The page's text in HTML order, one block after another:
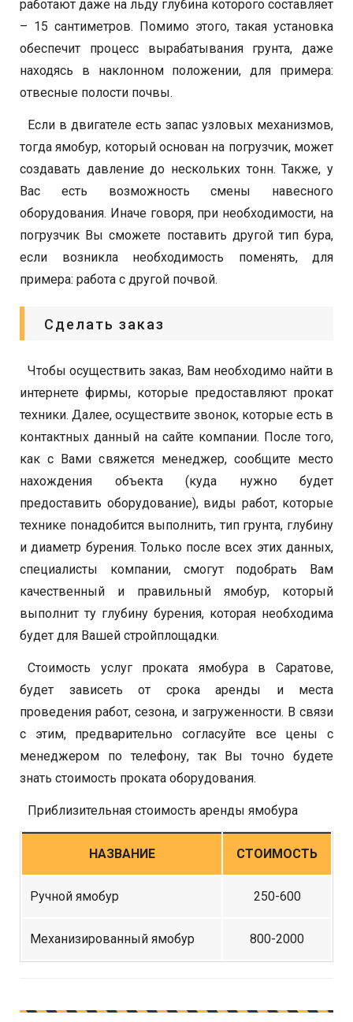
работают даже на льду глубина которого составляет
– 15 сантиметров. Помимо этого, такая установка
обеспечит процесс вырабатывания грунта, даже
находясь в наклонном положении, для примера:
отвесные полости почвы.
Если в двигателе есть запас узловых механизмов,
тогда ямобур, который основан на погрузчик, может
создавать давление до нескольких тонн. Также, у
Вас есть возможность смены навесного
оборудования. Иначе говоря, при необходимости, на
погрузчик Вы сможете поставить другой тип бура,
если возникла необходимость поменять, для
примера: работа с другой почвой.
Сделать заказ
Чтобы осуществить заказ, Вам необходимо найти в
интернете фирмы, которые предоставляют прокат
техники. Далее, осуществите звонок, которые есть в
контактных данный на сайте компании. После того,
как с Вами свяжется менеджер, сообщите место
нахождения объекта (куда нужно будет
предоставить оборудование), виды работ, которые
технике понадобится выполнить, тип грунта, глубину
и диаметр бурения. Только после всех этих данных,
специалисты компании, смогут подобрать Вам
качественный и правильный ямобур, который
выполнит ту глубину бурения, которая необходима
будет для Вашей стройплощадки.
Стоимость услуг проката ямобура в Саратове,
будет зависеть от срока аренды и места
проведения работ, сезона, и загруженности. В связи
с этим, предварительно согласуйте все цены с
менеджером по телефону, так Вы точно будете
знать стоимость проката оборудования.
Приблизительная стоимость аренды ямобура
НАЗВАНИЕ СТОИМОСТЬ
Ручной ямобур 250-600
Механизированный ямобур 800-2000